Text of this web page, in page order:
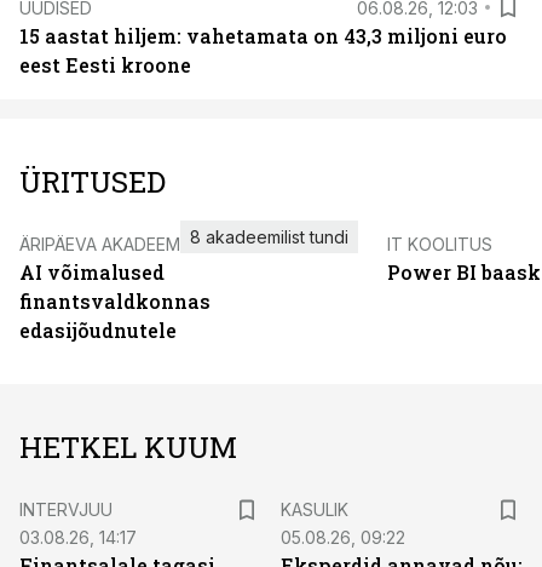
UUDISED 06.08.26, 12:03
15 aastat hiljem: vahetamata on 43,3 miljoni euro
eest Eesti kroone
ÜRITUSED
ÄRIPÄEVA AKADEEMIA
AI võimalused
finantsvaldkonnas
edasijõudnutele
8 akadeemilist tundi IT KOOLITUS
Power BI
HETKEL KUUM
INTERVJUU
03.08.26, 14:17
KASULIK
05.08.26, 09:22